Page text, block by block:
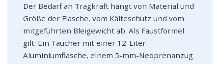
Der Bedarf an Tragkraft hängt von Material und
Größe der Flasche, vom Kälteschutz und vom
mitgeführten Bleigewicht ab. Als Faustformel
gilt: Ein Taucher mit einer 12-Liter-
Aluminiumflasche, einem 5-mm-Neoprenanzug